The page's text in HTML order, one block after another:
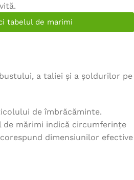
tabelul de marimi
a taliei și a șoldurilor pe
de îmbrăcăminte.
de mărimi indică circumferințe
dimensiunilor efective